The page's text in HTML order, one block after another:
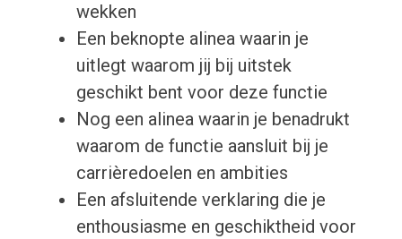
wekken
Een beknopte alinea waarin je
uitlegt waarom jij bij uitstek
geschikt bent voor deze functie
Nog een alinea waarin je benadrukt
waarom de functie aansluit bij je
carrièredoelen en ambities
Een afsluitende verklaring die je
enthousiasme en geschiktheid voor